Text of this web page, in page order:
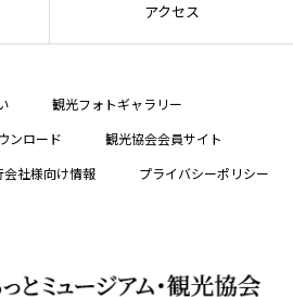
アクセス
観光フォトギャラリー
ンロード
観光協会会員サイト
会社様向け情報 プライバシーポリシー